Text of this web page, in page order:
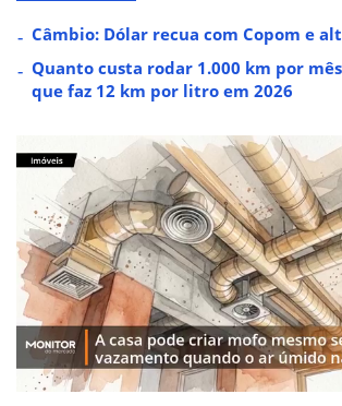
Câmbio: Dólar recua com Copom e
Quanto custa rodar 1.000 km por
que faz 12 km por litro em 2026